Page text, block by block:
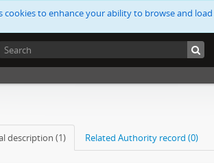
cookies to enhance your ability to browse and
description (1) Related Authority record (0)